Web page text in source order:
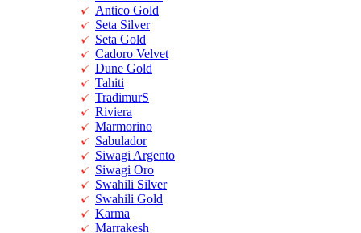
Antico Gold
Seta Silver
Seta Gold
Cadoro Velvet
Dune Gold
Tahiti
TradimurS
Riviera
Marmorino
Sabulador
Siwagi Argento
Siwagi Oro
Swahili Silver
Swahili Gold
Karma
Marrakesh